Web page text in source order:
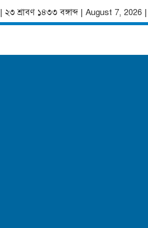
|২৩ শ্রাবণ ১৪৩৩ বঙ্গাব্দ | August 7, 2026